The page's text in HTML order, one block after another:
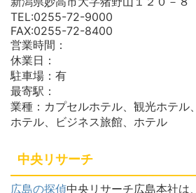
TEL:0255-72-9000
FAX:0255-72-8400
営業時間：
休業日：
駐車場：有
最寄駅：
業種：カプセルホテル、観光ホテル
ホテル、ビジネス旅館、ホテル
中央リサーチ
広島の探偵中央リサーチ広島本社は、